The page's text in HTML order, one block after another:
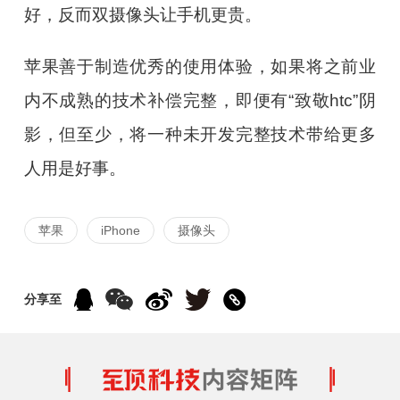
好，反而双摄像头让手机更贵。
苹果善于制造优秀的使用体验，如果将之前业
内不成熟的技术补偿完整，即便有“致敬htc”阴
影，但至少，将一种未开发完整技术带给更多
人用是好事。
苹果 iPhone 摄像头
分享至